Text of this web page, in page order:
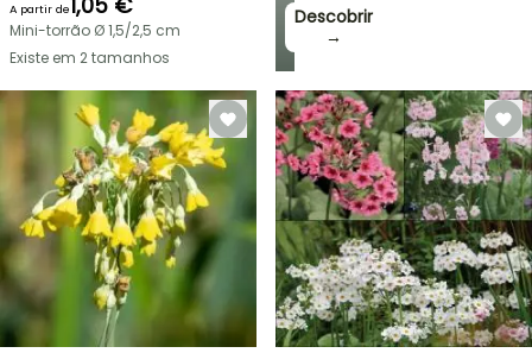
Descobrir
→
A partir de
Mini-torrão Ø 1,5/2,5 cm
Existe em 2 tamanhos